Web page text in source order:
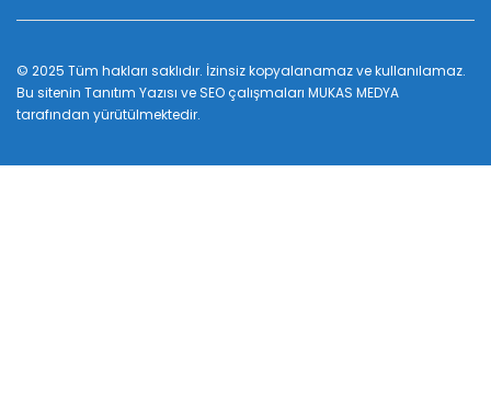
© 2025 Tüm hakları saklıdır. İzinsiz kopyalanamaz ve kullanılamaz.
Bu sitenin Tanıtım Yazısı ve SEO çalışmaları MUKAS MEDYA
tarafından yürütülmektedir.